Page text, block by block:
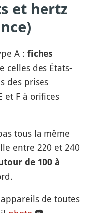
et hertz
A : fiches
celles des États-
des prises
et F à orifices
tous la même
entre 220 et 240
de 100 à
de toutes